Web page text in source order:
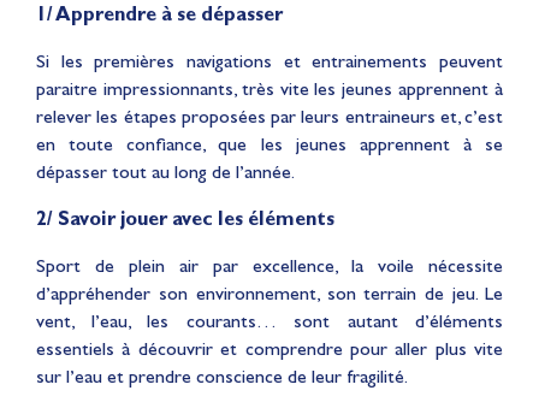
1/ Apprendre à se dépasser
Si les premières navigations et entrainements peuvent
paraitre impressionnants, très vite les jeunes apprennent à
relever les étapes proposées par leurs entraineurs et, c’est
en toute confiance, que les jeunes apprennent à se
dépasser tout au long de l’année.
2/ Savoir jouer avec les éléments
Sport de plein air par excellence, la voile nécessite
d’appréhender son environnement, son terrain de jeu. Le
vent, l’eau, les courants… sont autant d’éléments
essentiels à découvrir et comprendre pour aller plus vite
sur l’eau et prendre conscience de leur fragilité.